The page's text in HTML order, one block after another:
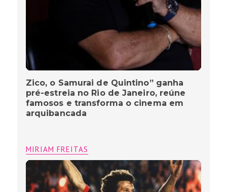
Zico, o Samurai de Quintino” ganha
pré-estreia no Rio de Janeiro, reúne
famosos e transforma o cinema em
arquibancada
MIRIAM FREITAS